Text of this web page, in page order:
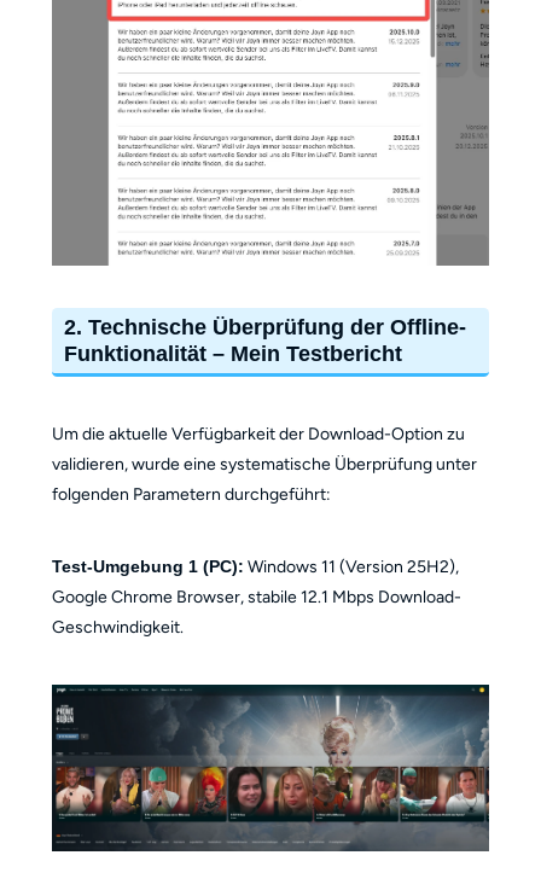
2. Technische Überprüfung der Offline-
Funktionalität – Mein Testbericht
Um die aktuelle Verfügbarkeit der Download-Option zu
validieren, wurde eine systematische Überprüfung unter
folgenden Parametern durchgeführt:
Test-Umgebung 1 (PC): Windows 11 (Version 25H2),
Google Chrome Browser, stabile 12.1 Mbps Download-
Geschwindigkeit.